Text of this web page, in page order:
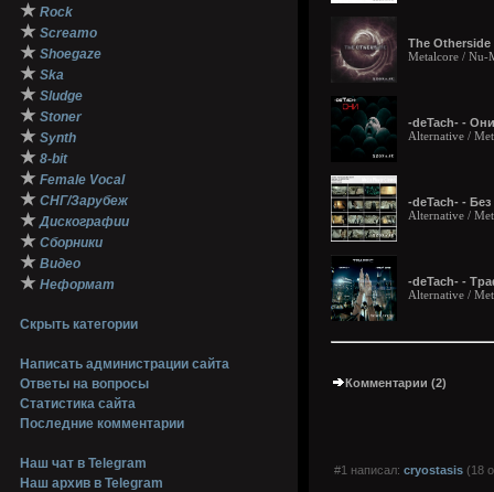
★ Rock
★ Screamo
★ Shoegaze
★ Ska
★ Sludge
★ Stoner
★ Synth
★ 8-bit
★ Female Vocal
★ СНГ/Зарубеж
★ Дискографии
★ Сборники
★ Видео
★ Неформат
Скрыть категории
Написать администрации сайта
Ответы на вопросы
Статистика сайта
Последние комментарии
Наш чат в Telegram
Наш архив в Telegram
The Otherside
Metalcore / Nu-
-deTach- -
Alternative /
-deTach- -
Alternative /
-deTach- -
Alternative /
Комментарии (2)
#1 написал: cryostasis (18